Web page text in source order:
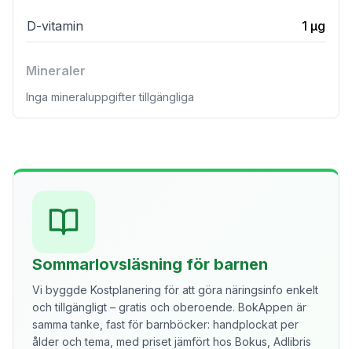
D-vitamin 1 µg
Mineraler
Inga mineraluppgifter tillgängliga
Sommarlovsläsning för barnen
Vi byggde Kostplanering för att göra näringsinfo enkelt
och tillgängligt – gratis och oberoende. BokAppen är
samma tanke, fast för barnböcker: handplockat per
ålder och tema, med priset jämfört hos Bokus, Adlibris